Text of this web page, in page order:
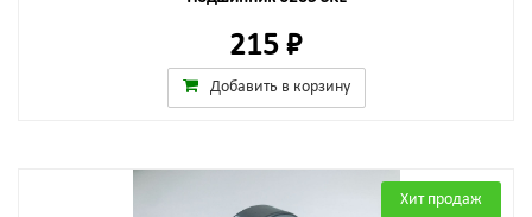
215 ₽
Добавить в корзину
Хит продаж